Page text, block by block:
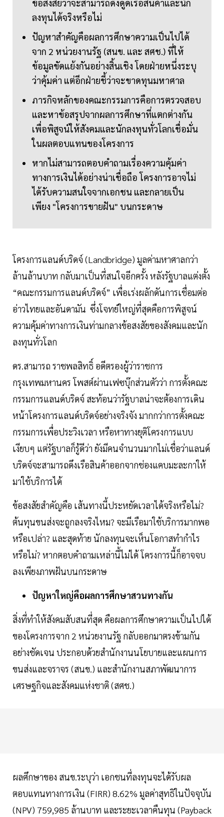
ข้อสงสัยว่าจะสามารถดึงดูดเรือสินค้าและนัก
ลงทุนได้จริงหรือไม่
ปัญหาสำคัญคือผลการศึกษาความเป็นไปได้
จาก 2 หน่วยงานรัฐ (สนข. และ สศช.) ที่ให้
ข้อมูลขัดแย้งกันอย่างสิ้นเชิง โดยฝ่ายหนึ่งระบุ
ว่าคุ้มค่า แต่อีกฝ่ายชี้ว่าจะขาดทุนมหาศาล
ภารกิจหลักของคณะกรรมการคือการตรวจสอบ
และหาข้อสรุปจากผลการศึกษาที่แตกต่างกัน
เพื่อพิสูจน์ให้สังคมและนักลงทุนทั่วโลกเชื่อมั่น
ในผลตอบแทนของโครงการ
หากไม่สามารถตอบคำถามเรื่องความคุ้มค่า
ทางการเงินได้อย่างน่าเชื่อถือ โครงการอาจไม่
ได้รับความสนใจจากเอกชน และกลายเป็น
เพียง "โครงการขายฝัน" บนกระดาษ
โครงการแลนด์บริดจ์ (Landbridge) มูลค่ามหาศาลกว่า
ล้านล้านบาท กลับมาเป็นที่สนใจอีกครั้ง หลังรัฐบาลแต่งตั้ง
“คณะกรรมการแลนด์บริดจ์” เพื่อเร่งผลักดันการเชื่อมต่อ
อ่าวไทยและอันดามัน ซึ่งโจทย์ใหญ่ที่สุดคือการพิสูจน์
ความคุ้มค่าทางการเงินท่ามกลางข้อสงสัยของสังคมและนัก
ลงทุนทั่วโลก
ดร.สามารถ ราชพลสิทธิ์ อดีตรองผู้ว่าราชการ
กรุงเทพมหานคร โพสต์ผ่านเฟซบุ๊กส่วนตัวว่า การตั้งคณะ
กรรมการแลนด์บริดจ์ สะท้อนว่ารัฐบาลน่าจะต้องการเดิน
หน้าโครงการแลนด์บริดจ์อย่างจริงจัง มากกว่าการตั้งคณะ
กรรมการเพื่อประวิงเวลา หรือหาทางยุติโครงการแบบ
เงียบๆ แต่รัฐบาลก็รู้ดีว่า ยังมีคนจำนวนมากไม่เชื่อว่าแลนด์
บริดจ์จะสามารถดึงเรือสินค้าออกจากช่องแคบมะละกาให้
มาใช้บริการได้
ข้อสงสัยสำคัญคือ เส้นทางนี้ประหยัดเวลาได้จริงหรือไม่?
ต้นทุนขนส่งจะถูกลงจริงไหม? จะมีเรือมาใช้บริการมากพอ
หรือเปล่า? และสุดท้าย นักลงทุนจะเห็นโอกาสทำกำไร
หรือไม่? หากตอบคำถามเหล่านี้ไม่ได้ โครงการนี้ก็อาจจบ
ลงเพียงภาพฝันบนกระดาษ
ปัญหาใหญ่คือผลการศึกษาสวนทางกัน
สิ่งที่ทำให้สังคมสับสนที่สุด คือผลการศึกษาความเป็นไปได้
ของโครงการจาก 2 หน่วยงานรัฐ กลับออกมาตรงข้ามกัน
อย่างชัดเจน ประกอบด้วยสำนักงานนโยบายและแผนการ
ขนส่งและจราจร (สนข.) และสำนักงานสภาพัฒนาการ
เศรษฐกิจและสังคมแห่งชาติ (สศช.)
ผลศึกษาของ สนข.ระบุว่า เอกชนที่ลงทุนจะได้รับผล
ตอบแทนทางการเงิน (FIRR) 8.62% มูลค่าสุทธิในปัจจุบัน
(NPV) 759,985 ล้านบาท และระยะเวลาคืนทุน (Payback